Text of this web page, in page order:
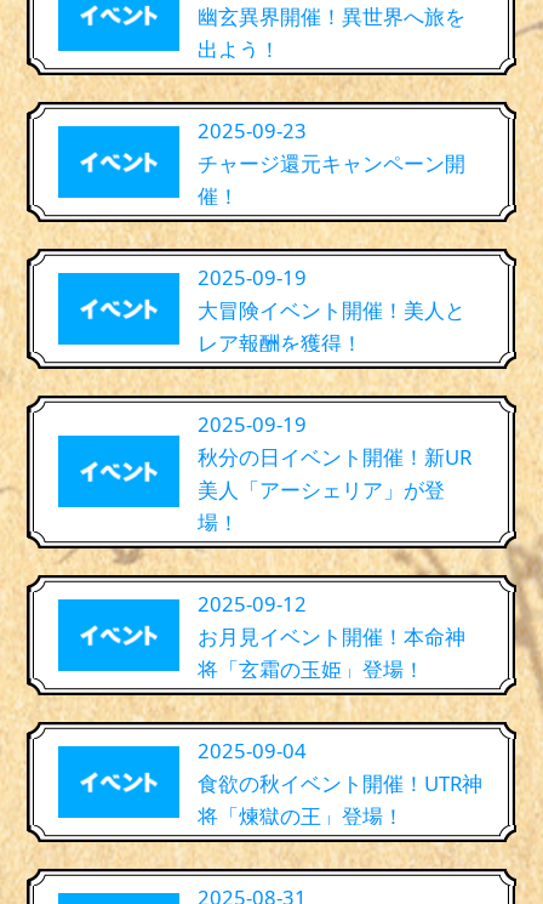
幽玄異界開催！異世界へ旅を
出よう！
2025-09-23
チャージ還元キャンペーン開
催！
2025-09-19
大冒険イベント開催！美人と
レア報酬を獲得！
2025-09-19
秋分の日イベント開催！新UR
美人「アーシェリア」が登
場！
2025-09-12
お月見イベント開催！本命神
将「玄霜の玉姫」登場！
2025-09-04
食欲の秋イベント開催！UTR神
将「煉獄の王」登場！
2025-08-31